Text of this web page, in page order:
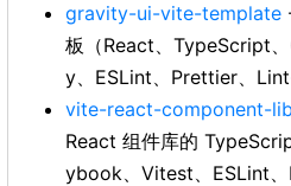
gravity-ui-vite-template
板（React、TypeScript
y、ESLint、Prettier、
vite-react-component-
React 组件库的
ybook、Vitest、ESLint